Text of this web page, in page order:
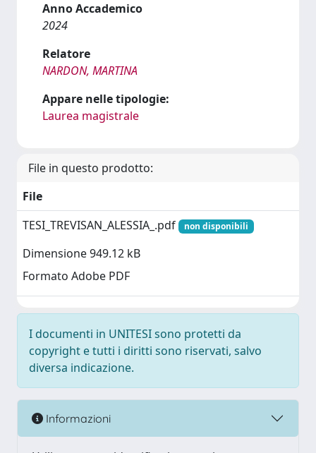
Anno Accademico
2024
Relatore
NARDON, MARTINA
Appare nelle tipologie:
Laurea magistrale
File in questo prodotto:
File
TESI_TREVISAN_ALESSIA_.pdf
non disponibili
Dimensione 949.12 kB
Formato Adobe PDF
I documenti in UNITESI sono protetti da
copyright e tutti i diritti sono riservati, salvo
diversa indicazione.
Informazioni